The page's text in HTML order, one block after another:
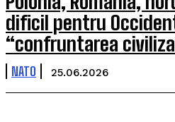
dificil pentru
“confruntarea
NATO 25.06.2026